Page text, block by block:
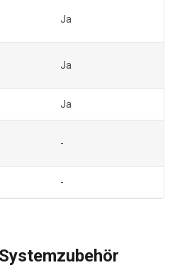
Ja
Ja
Ja
-
-
Systemzubehör